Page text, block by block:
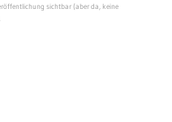
sichtbar (aber da, keine